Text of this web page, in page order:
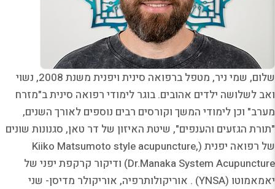
שלום, שמי ניר, מטפל ברפואה סינית ויפנית משנת 2008, נשוי
ואב לשלושה ילדים אהובים. בוגר לימודי רפואה סינית ב"מזרח
מערב" וכן לימודי המשך וקורסים רבים נוספים לאורך השנים,
"תורת הגזעים והענפים", שיטת האיזון של דר טאן, סגנונות שונים
של רפואה יפנית (Kiiko Matsumoto style acupuncture,
Dr.Manaka System Acupuncture) ודיקור קרקפת יפני של
יאמאמוטו (YNSA) . אוריקולותרפיה, אוריקולר מדיסן- שני